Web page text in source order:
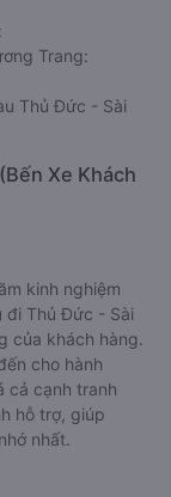
Trang:
Thủ Đức - Sài
Xe Khách
kinh nghiệm
đi Thủ Đức - Sài
của khách hàng.
cho hành
cả cạnh tranh
hỗ trợ, giúp
nhất.